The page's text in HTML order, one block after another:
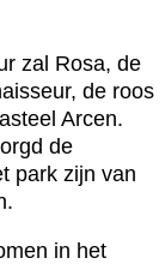
zal Rosa, de
de roos
Arcen.
de
park zijn van
in het